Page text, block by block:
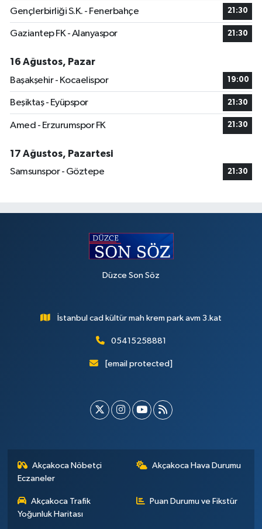
Gençlerbirliği S.K. - Fenerbahçe 21:30
Gaziantep FK - Alanyaspor 21:30
16 Ağustos, Pazar
Başakşehir - Kocaelispor
19:00
Beşiktaş - Eyüpspor 21:30
Amed - Erzurumspor FK 21:30
17 Ağustos, Pazartesi
Samsunspor - Göztepe
21:30
Düzce Son Söz
İstanbul cad kültür mah krem park avm 3.kat
05415258881
[email protected]
Akçakoca Nöbetçi
Eczaneler
Akçakoca Hava Durumu
Akçakoca Trafik
Yoğunluk Haritası
Puan Durumu ve Fikstür